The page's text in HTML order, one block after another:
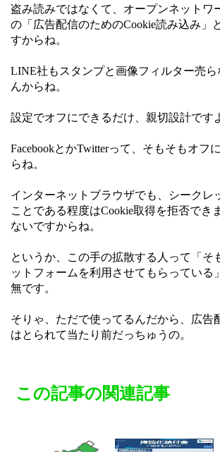
盗み読みではなくて、オープンネットワ
の「広告配信のためのCookie読み込み」
すからね。
LINE社もスタンプと画像フィルター売
んからね。
設定でオフにできるだけ、親切設計です
FacebookとかTwitterって、そもそもオフ
らね。
インターネットブラウザでも、シークレ
ことである程度はCookie取得を拒否でき
ないですからね。
というか、この手の拡散する人って「そ
ットフォームを利用させてもらっている
無です。
そりゃ、ただで使ってるんだから、広告
はとられて当たり前だっちゅうの。
この記事の関連記事